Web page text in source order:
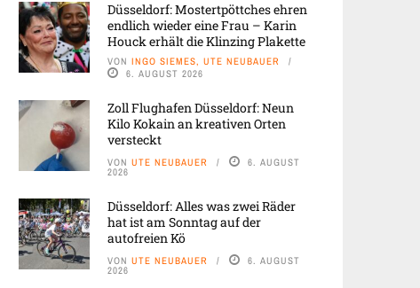
Düsseldorf: Mostertpöttches ehren
endlich wieder eine Frau – Karin
Houck erhält die Klinzing Plakette
VON INGO SIEMES, UTE NEUBAUER
6. AUGUST 2026
Zoll Flughafen Düsseldorf: Neun
Kilo Kokain an kreativen Orten
versteckt
VON UTE NEUBAUER 6. AUGUST
2026
Düsseldorf: Alles was zwei Räder
hat ist am Sonntag auf der
autofreien Kö
VON UTE NEUBAUER 6. AUGUST
2026